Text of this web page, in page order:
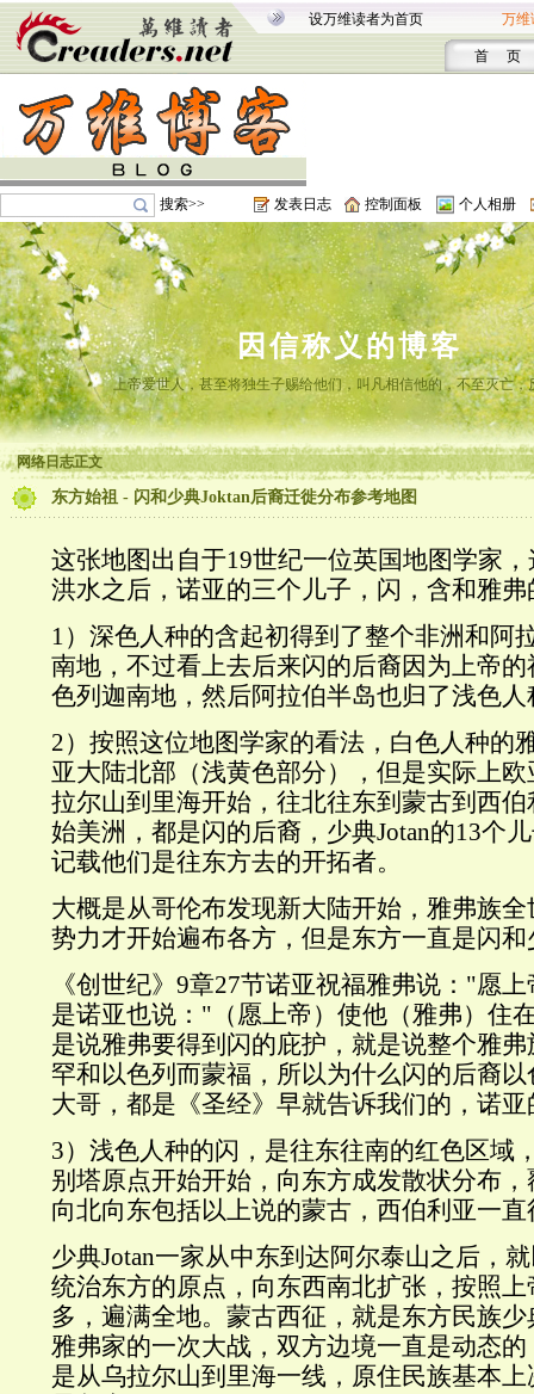
设万维读者为首页 万维
首 页
搜索>> 发表日志 控制面板 个人相册
因信称义的博客
上帝爱世人，甚至将独生子赐给他们，叫凡相信他的，不至灭亡，
网络日志正文
东方始祖 - 闪和少典Joktan后裔迁徙分布参考地图
这张地图出自于19世纪一位英国地图学家
洪水之后，诺亚的三个儿子，闪，含和雅
1）深色人种的含起初得到了整个非洲和阿
南地，不过看上去后来闪的后裔因为上帝
色列迦南地，然后阿拉伯半岛也归了浅色
2）按照这位地图学家的看法，白色人种的
亚大陆北部（浅黄色部分），但是实际上
拉尔山到里海开始，往北往东到蒙古到西
始美洲，都是闪的后裔，少典Jotan的13个
记载他们是往东方去的开拓者。
大概是从哥伦布发现新大陆开始，雅弗族
势力才开始遍布各方，但是东方一直是闪和
《创世纪》9章27节诺亚祝福雅弗说："愿
是诺亚也说："（愿上帝）使他（雅弗）住
是说雅弗要得到闪的庇护，就是说整个雅
罕和以色列而蒙福，所以为什么闪的后裔
大哥，都是《圣经》早就告诉我们的，诺
3）浅色人种的闪，是往东往南的红色区域
别塔原点开始开始，向东方成发散状分布
向北向东包括以上说的蒙古，西伯利亚一
少典Jotan一家从中东到达阿尔泰山之后，
统治东方的原点，向东西南北扩张，按照
多，遍满全地。蒙古西征，就是东方民族少
雅弗家的一次大战，双方边境一直是动态
是从乌拉尔山到里海一线，原住民族基本